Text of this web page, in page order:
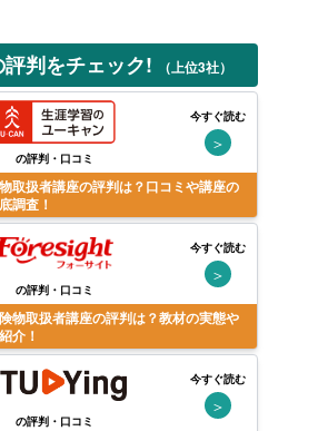
判をチェック! （上位3社）
の評判・口コミ
今すぐ読む
＞
取扱者講座の評判は？口コミや講座の
調査！
の評判・口コミ
今すぐ読む
＞
物取扱者講座の評判は？教材の実態や
介！
の評判・口コミ
今すぐ読む
＞